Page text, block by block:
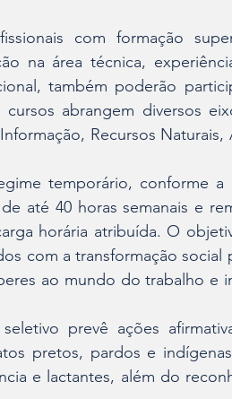
com formação
na área técnica,
também poderão
cursos abrangem diversos
Recursos
temporário, conforme a
até 40 horas semanais e
horária atribuída. O
com a transformação social
ao mundo do trabalho e
prevê ações
pretos, pardos e
e lactantes, além do